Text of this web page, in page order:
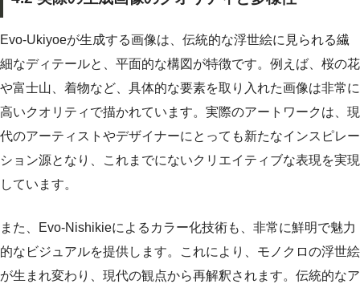
Evo-Ukiyoeが生成する画像は、伝統的な浮世絵に見られる繊
細なディテールと、平面的な構図が特徴です。例えば、桜の花
や富士山、着物など、具体的な要素を取り入れた画像は非常に
高いクオリティで描かれています。実際のアートワークは、現
代のアーティストやデザイナーにとっても新たなインスピレー
ション源となり、これまでにないクリエイティブな表現を実現
しています。
また、Evo-Nishikieによるカラー化技術も、非常に鮮明で魅力
的なビジュアルを提供します。これにより、モノクロの浮世絵
が生まれ変わり、現代の観点から再解釈されます。伝統的なア